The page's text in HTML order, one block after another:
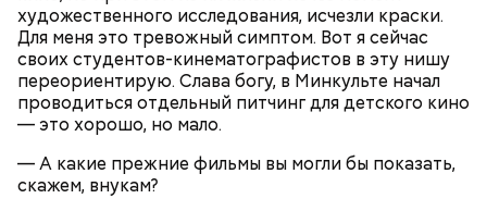
художественного исследования, исчезли краски.
Для меня это тревожный симптом. Вот я сейчас
своих студентов-кинематографистов в эту нишу
переориентирую. Слава богу, в Минкульте начал
проводиться отдельный питчинг для детского кино
— это хорошо, но мало.
— А какие прежние фильмы вы могли бы показать,
скажем, внукам?
Молитва Николаю чудотворцу